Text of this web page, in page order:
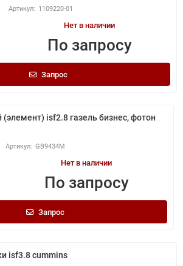
1109220-01
Нет в наличии
По запросу
Запрос
бизнес, фотон
GB9434M
Нет в наличии
По запросу
Запрос
isf3.8 cummins